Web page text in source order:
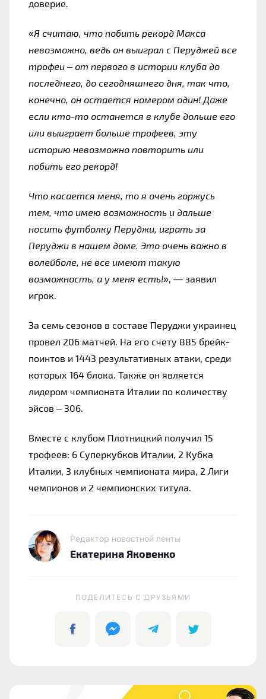
доверие.
«Я считаю, что побить рекорд Макса
невозможно, ведь он выиграл с Перуджей все
трофеи – от первого в истории клуба до
последнего, до сегодняшнего дня, так что,
конечно, он остается номером один! Даже
если кто-то останется в клубе дольше его
или выиграет больше трофеев, эту
историю невозможно повторить или
побить его рекорд!
Что касается меня, то я очень горжусь
тем, что имею возможность и дальше
носить футболку Перуджи, играть за
Перуджи в нашем доме. Это очень важно в
волейболе, не все имеют такую ​​
возможность, а у меня есть!», — заявил
игрок.
За семь сезонов в составе Перуджи украинец
провел 206 матчей. На его счету 885 брейк-
поинтов и 1443 результативных атаки, среди
которых 164 блока. Также он является
лидером чемпионата Италии по количеству
эйсов – 306.
Вместе с клубом Плотницкий получил 15
трофеев: 6 Суперкубков Италии, 2 Кубка
Италии, 3 клубных чемпионата мира, 2 Лиги
чемпионов и 2 чемпионских титула.
Редактор новостной ленты
Екатерина Яковенко
ПОДЕЛИТЕСЬ C ДРУЗЬЯМИ